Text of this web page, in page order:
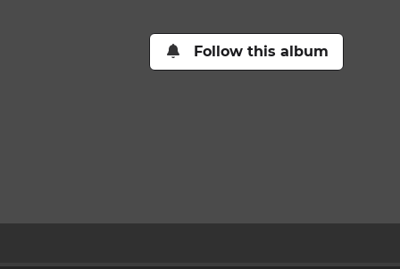
Follow this album